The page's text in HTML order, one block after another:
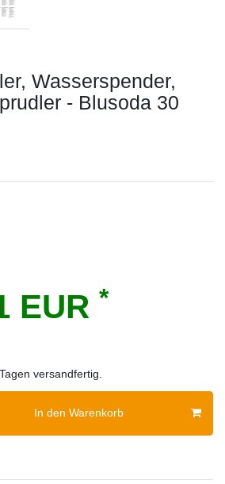
Wasserspender,
- Blusoda 30
EUR *
versandfertig.
In den Warenkorb